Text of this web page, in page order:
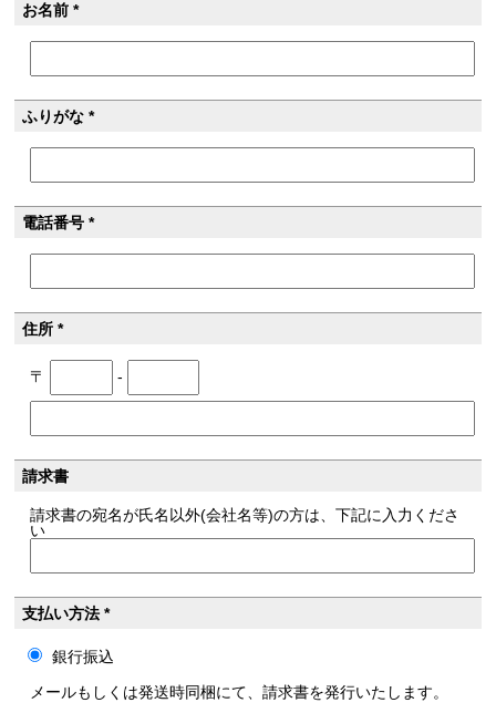
お名前 *
ふりがな *
電話番号 *
住所 *
〒 -
請求書
請求書の宛名が氏名以外(会社名等)の方は、下記に入力くださ
い
支払い方法 *
銀行振込
メールもしくは発送時同梱にて、請求書を発行いたします。